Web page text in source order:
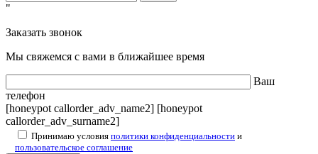
"
Заказать звонок
Мы свяжемся с вами в ближайшее время
Ваш
телефон
[honeypot callorder_adv_name2] [honeypot
callorder_adv_surname2]
Принимаю условия политики конфиденциальности и
пользовательское соглашение